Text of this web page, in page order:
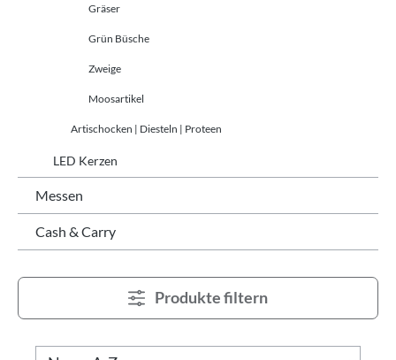
Gräser
Grün Büsche
Zweige
Moosartikel
Artischocken | Diesteln | Proteen
LED Kerzen
Messen
Cash & Carry
Produkte filtern